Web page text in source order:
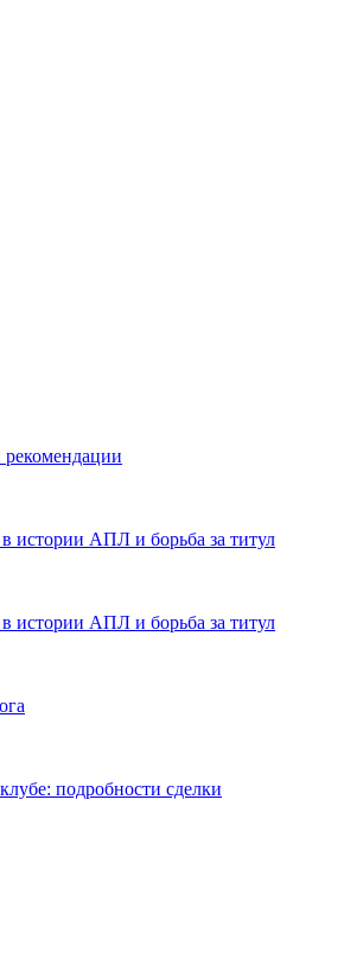
истории АПЛ и борьба за титул
истории АПЛ и борьба за титул
подробности сделки